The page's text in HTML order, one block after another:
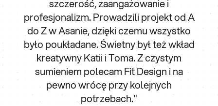
szczerość, zaangażowanie i
profesjonalizm. Prowadzili projekt od A
do Z w Asanie, dzięki czemu wszystko
było poukładane. Świetny był też wkład
kreatywny Katii i Toma. Z czystym
sumieniem polecam Fit Design i na
pewno wrócę przy kolejnych
potrzebach."